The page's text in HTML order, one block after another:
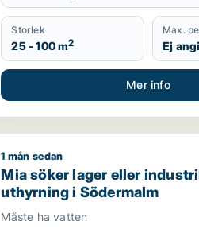
Storlek
25 - 100 m2
Max.
Ej
Mer info
Mia söker lager eller
1 mån sedan
Mia söker lager eller
uthyrning i Södermalm
Måste ha vatten